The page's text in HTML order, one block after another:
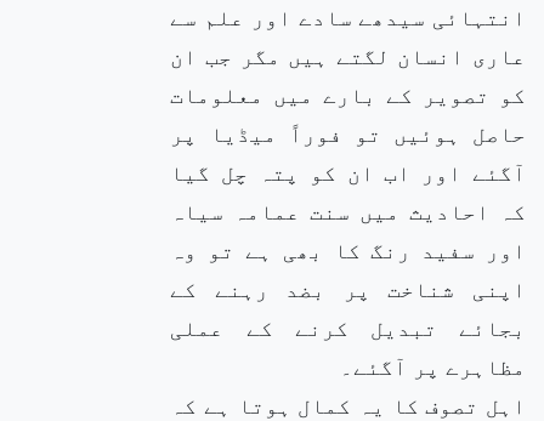
انتہائی سیدھے سادے اور علم سے
عاری انسان لگتے ہیں مگر جب ان
کو تصویر کے بارے میں معلومات
حاصل ہوئیں تو فوراً میڈیا پر
آگئے اور اب ان کو پتہ چل گیا
کہ احادیث میں سنت عمامہ سیاہ
اور سفید رنگ کا بھی ہے تو وہ
اپنی شناخت پر بضد رہنے کے
بجائے تبدیل کرنے کے عملی
مظاہرے پر آگئے۔
اہل تصوف کا یہ کمال ہوتا ہے کہ